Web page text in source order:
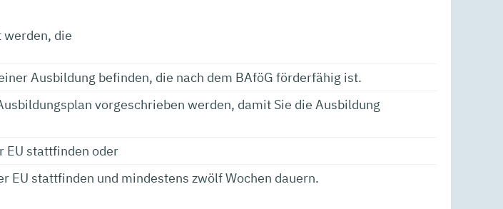
werden, die
Ausbildung befinden, die nach dem BAföG förderfähig ist.
vorgeschrieben werden, damit Sie die Ausbildung
EU stattfinden oder
EU stattfinden und mindestens zwölf Wochen dauern.